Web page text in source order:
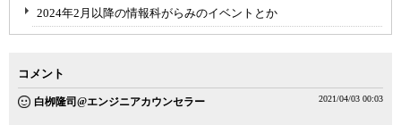
2024年2月以降の情報科がらみのイベントとか
コメント
白栁隆司@エンジニアカウンセラー 2021/04/03 00:03